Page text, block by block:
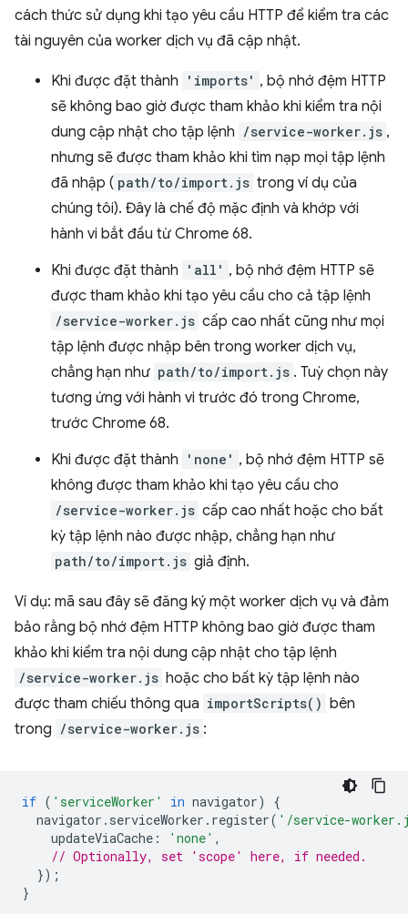
cách thức sử dụng khi tạo yêu cầu HTTP để kiểm tra các
tài nguyên của worker dịch vụ đã cập nhật.
Khi được đặt thành 'imports' , bộ nhớ đệm HTTP
sẽ không bao giờ được tham khảo khi kiểm tra nội
dung cập nhật cho tập lệnh /service-worker.js ,
nhưng sẽ được tham khảo khi tìm nạp mọi tập lệnh
đã nhập ( path/to/import.js trong ví dụ của
chúng tôi). Đây là chế độ mặc định và khớp với
hành vi bắt đầu từ Chrome 68.
Khi được đặt thành
'all' , bộ nhớ đệm HTTP sẽ
được tham khảo khi tạo yêu cầu cho cả tập lệnh
/service-worker.js cấp cao nhất cũng như mọi
tập lệnh được nhập bên trong worker dịch vụ,
chẳng hạn như path/to/import.js . Tuỳ chọn này
tương ứng với hành vi trước đó trong Chrome,
trước Chrome 68.
Khi được đặt thành
'none' , bộ nhớ đệm HTTP sẽ
không được tham khảo khi tạo yêu cầu cho
/service-worker.js cấp cao nhất hoặc cho bất
kỳ tập lệnh nào được nhập, chẳng hạn như
path/to/import.js giả định.
Ví dụ: mã sau đây sẽ đăng ký một worker dịch vụ và đảm
bảo rằng bộ nhớ đệm HTTP không bao giờ được tham
khảo khi kiểm tra nội dung cập nhật cho tập lệnh
/service-worker.js hoặc cho bất kỳ tập lệnh nào
được tham chiếu thông qua importScripts() bên
trong /service-worker.js :
if ( 'serviceWorker' in navigator)
{
navigator . serviceWorker . register( '/service-
updateViaCache : 'none' ,
// Optionally, set 'scope' here, if needed.
});
}